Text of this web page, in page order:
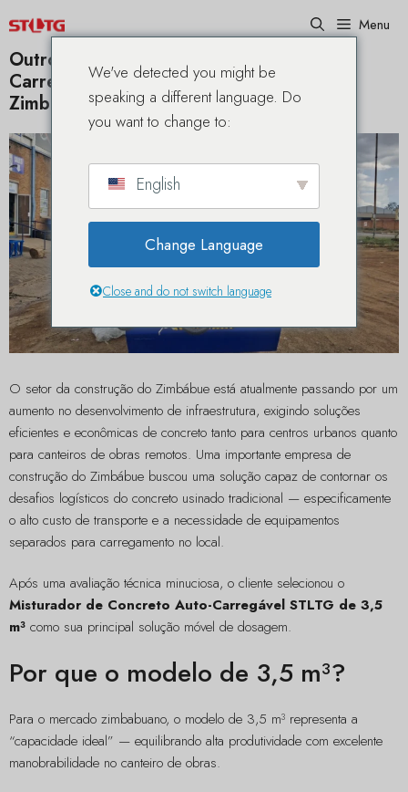
para
conteúdo
Menu
Outro Misturador de Concreto Auto-
Carregável STLTG de 3,5 m³ Chegou ao
Zimbábue
O setor da construção do Zimbábue está atualmente passando por um
aumento no desenvolvimento de infraestrutura, exigindo soluções
eficientes e econômicas de concreto tanto para centros urbanos quanto
para canteiros de obras remotos. Uma importante empresa de
construção do Zimbábue buscou uma solução capaz de contornar os
desafios logísticos do concreto usinado tradicional — especificamente
o alto custo de transporte e a necessidade de equipamentos
separados para carregamento no local.
Após uma avaliação técnica minuciosa, o cliente selecionou o
Misturador de Concreto Auto-Carregável STLTG de 3,5
m³ como sua principal solução móvel de dosagem.
Por que o modelo de 3,5 m³?
Para o mercado zimbabuano, o modelo de 3,5 m³ representa a
“capacidade ideal” — equilibrando alta produtividade com excelente
manobrabilidade no canteiro de obras.
We've detected you might be
speaking a different language. Do
you want to change to:
English
Change Language
Close and do not switch language